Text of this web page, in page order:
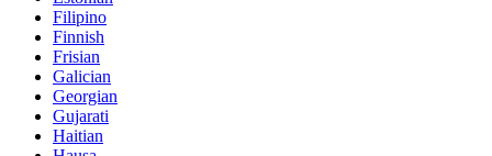
Filipino
Finnish
Frisian
Galician
Georgian
Gujarati
Haitian